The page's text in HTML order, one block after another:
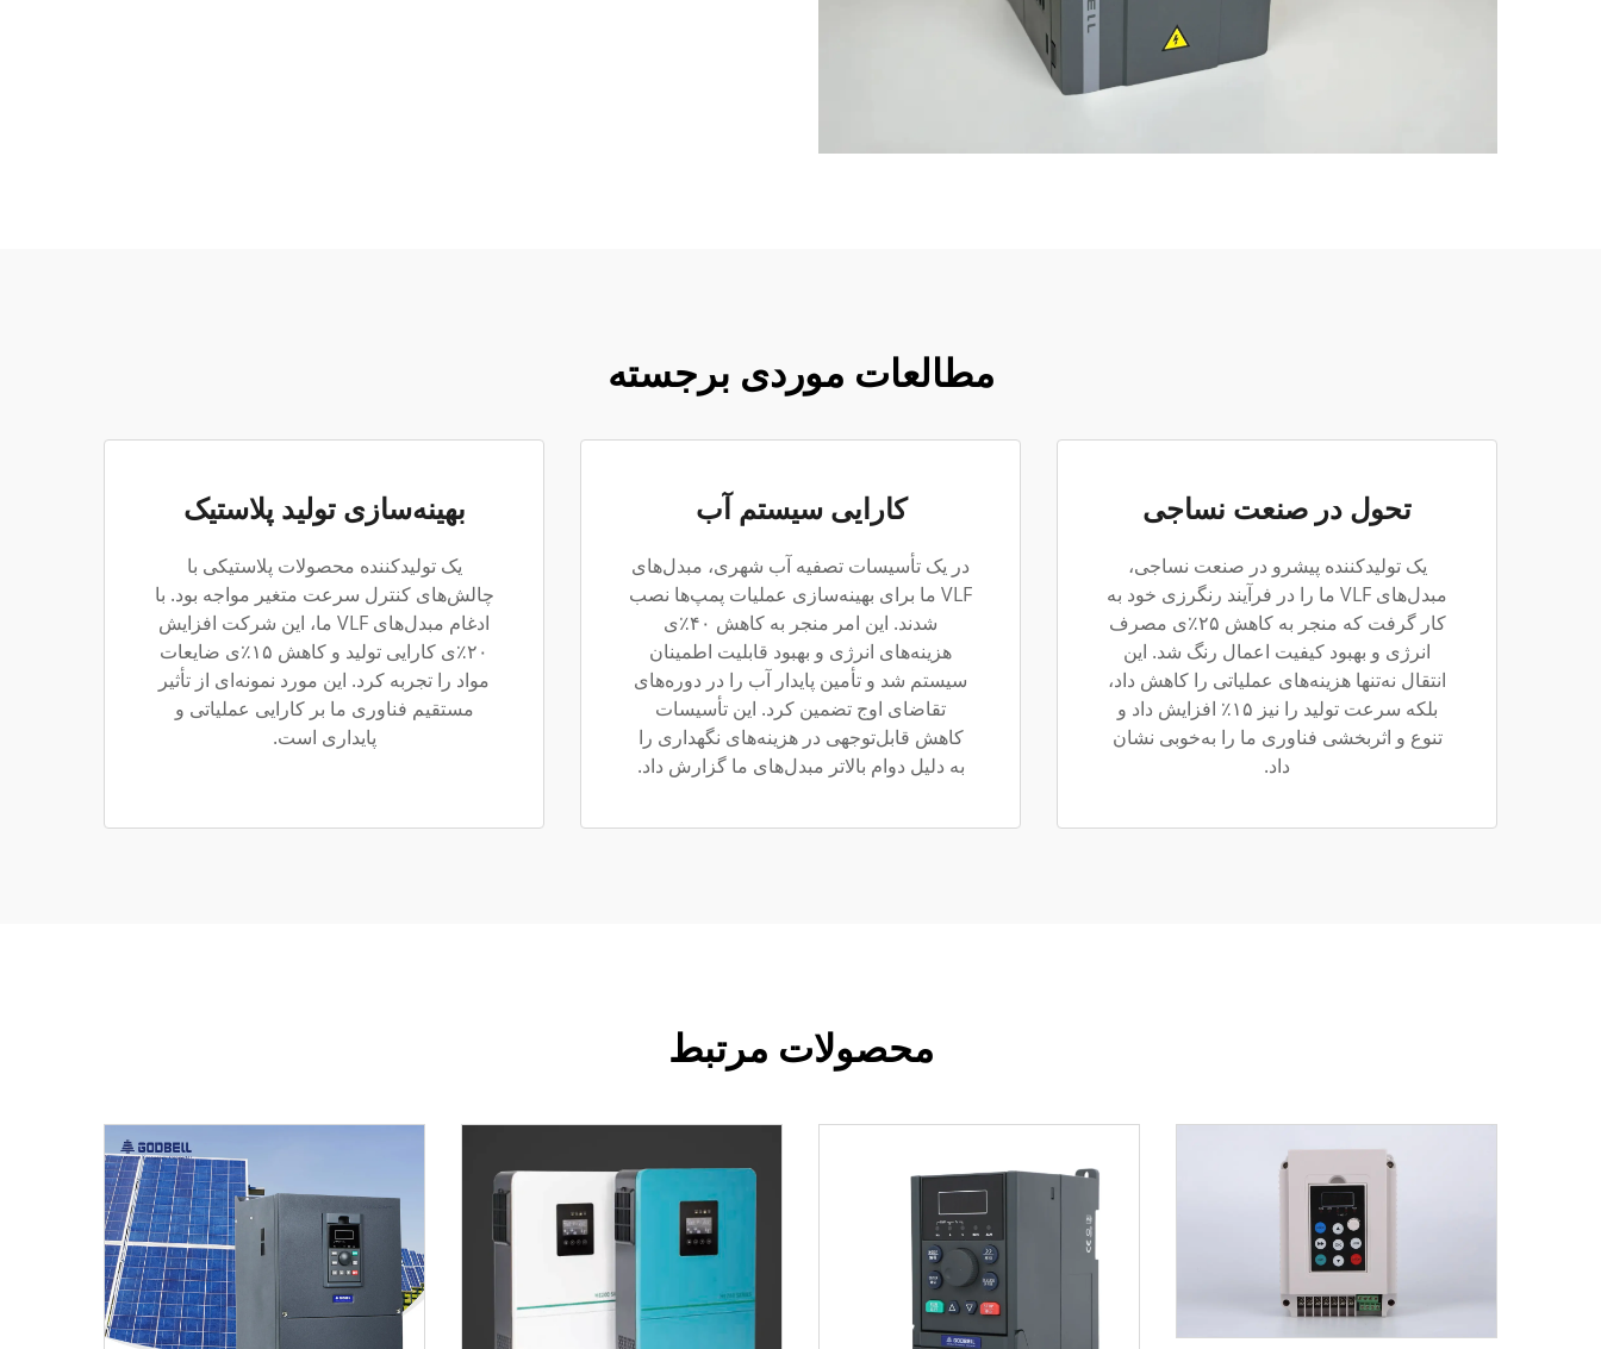
مطالعات موردی برجسته
تحول در صنعت نساجی
یک تولیدکننده پیشرو در صنعت نساجی،
مبدل‌های VLF ما را در فرآیند رنگرزی خود به
کار گرفت که منجر به کاهش ۲۵٪ی مصرف
انرژی و بهبود کیفیت اعمال رنگ شد. این
انتقال نه‌تنها هزینه‌های عملیاتی را کاهش داد،
بلکه سرعت تولید را نیز ۱۵٪ افزایش داد و
تنوع و اثربخشی فناوری ما را به‌خوبی نشان
داد.
کارایی سیستم آب
در یک تأسیسات تصفیه آب شهری، مبدل‌های
VLF ما برای بهینه‌سازی عملیات پمپ‌ها نصب
شدند. این امر منجر به کاهش ۴۰٪ی
هزینه‌های انرژی و بهبود قابلیت اطمینان
سیستم شد و تأمین پایدار آب را در دوره‌های
تقاضای اوج تضمین کرد. این تأسیسات
کاهش قابل‌توجهی در هزینه‌های نگهداری را
به دلیل دوام بالاتر مبدل‌های ما گزارش داد.
بهینه‌سازی تولید پلاستیک
یک تولیدکننده محصولات پلاستیکی با
چالش‌های کنترل سرعت متغیر مواجه بود. با
ادغام مبدل‌های VLF ما، این شرکت افزایش
۲۰٪ی کارایی تولید و کاهش ۱۵٪ی ضایعات
مواد را تجربه کرد. این مورد نمونه‌ای از تأثیر
مستقیم فناوری ما بر کارایی عملیاتی و
پایداری است.
محصولات مرتبط